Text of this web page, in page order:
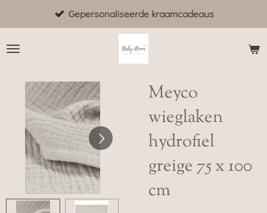
direct
naar
hoofdinhoud
Gepersonaliseerde kraamcadeaus
Meyco
wieglaken
hydrofiel
greige 75 x 100
cm